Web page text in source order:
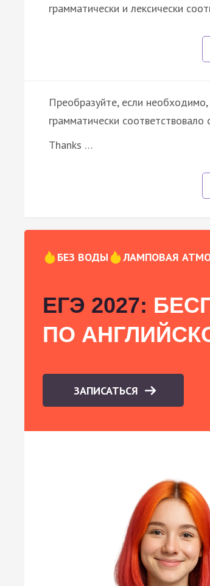
грамматически и лексически
Преобразуйте, если
грамматически
Thanks …
БЕЗ ВОДЫ ЛАМПОВАЯ
ЕГЭ 2027:
ПО
ЗАПИСАТЬСЯ